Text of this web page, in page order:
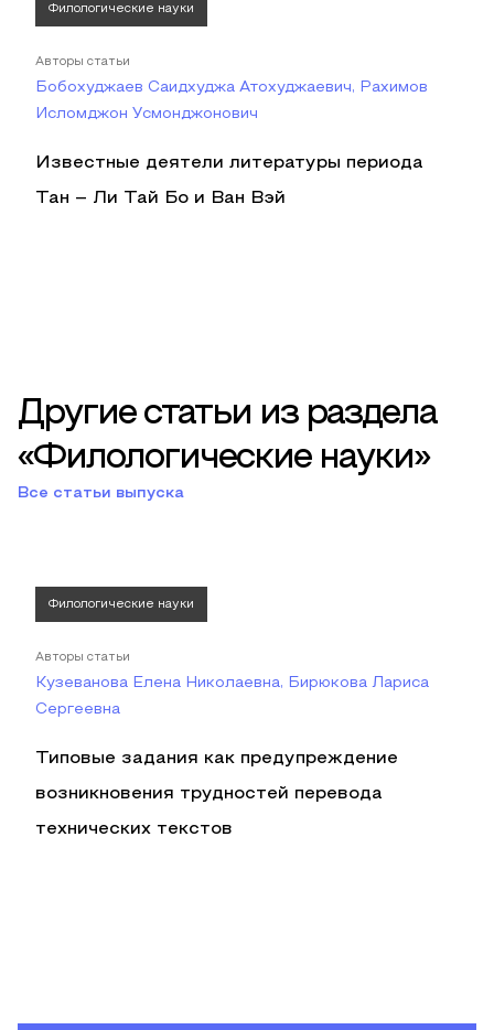
Филологические науки
Авторы статьи
Бобохуджаев Саидхуджа Атохуджаевич, Рахимов
Исломджон Усмонджонович
Известные деятели литературы периода
Тан – Ли Тай Бо и Ван Вэй
Другие статьи из раздела
«Филологические науки»
Все статьи выпуска
Филологические науки
Авторы статьи
Кузеванова Елена Николаевна, Бирюкова Лариса
Сергеевна
Типовые задания как предупреждение
возникновения трудностей перевода
технических текстов